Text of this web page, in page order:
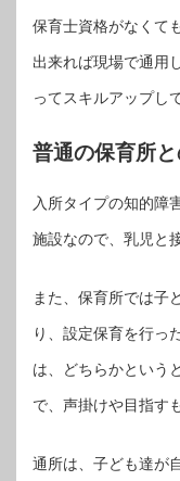
保育士資格がなくて
出来れば現場で通用
ってスキルアップし
普通の保育所
入所タイプの知的障
施設なので、乳児と
また、保育所では子
り、設定保育を行っ
は、どちらかという
で、声掛けや目指す
通所は、子ども達が